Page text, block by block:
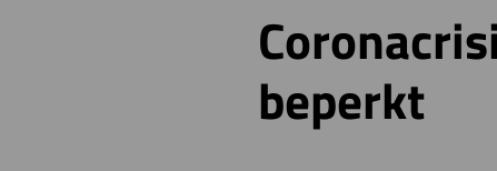
beperkt